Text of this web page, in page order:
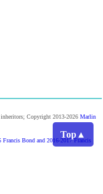
Top▲
Copyright 2013-2026 Marlin
Bond and 2016-2017 Francis